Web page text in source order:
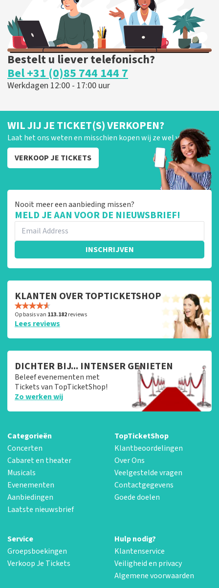
Bestelt u liever telefonisch?
Bel +31 (0)85 744 144 7
Werkdagen 12:00 - 17:00 uur
WIL JIJ JE TICKET(S) VERKOPEN?
Laat het ons weten en misschien kopen wij ze wel van je!
VERKOOP JE TICKETS
Nooit meer een aanbieding missen?
MELD JE AAN VOOR DE NIEUWSBRIEF!
INSCHRIJVEN
KLANTEN OVER TOPTICKETSHOP
Op basis van 113.182reviews
Lees reviews
DICHTER BIJ... INTENSER GENIETEN
Beleef evenementen met
Tickets van TopTicketShop!
Zo werken wij
Categorieën
Concerten
Cabaret en theater
Musicals
Evenementen
Aanbiedingen
Laatste nieuwsbrief
TopTicketShop
Klantbeoordelingen
Over Ons
Veelgestelde vragen
Contactgegevens
Goede doelen
Service
Groepsboekingen
Verkoop Je Tickets
Hulp nodig?
Klantenservice
Veiligheid en privacy
Algemene voorwaarden